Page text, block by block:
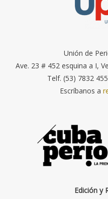
Unión de
Ave. 23 # 452 esquina a I,
Telf. (53) 7832
Escríbanos a
Edición y